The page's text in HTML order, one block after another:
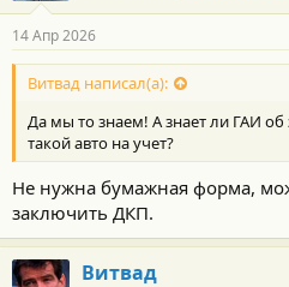
14 Апр 2026
Витвад написал(а):
Да мы то знаем! А знает ли ГАИ об
такой авто на учет?
Не нужна бумажная форма,
заключить ДКП.
Витвад